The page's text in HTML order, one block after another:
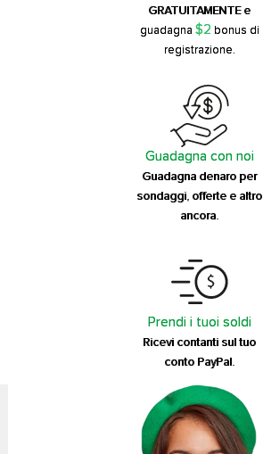
GRATUITAMENTE e
guadagna $2 bonus di
registrazione.
Guadagna con noi
Guadagna denaro per
sondaggi, offerte e altro
ancora.
Prendi i tuoi soldi
Ricevi contanti sul tuo
conto PayPal.